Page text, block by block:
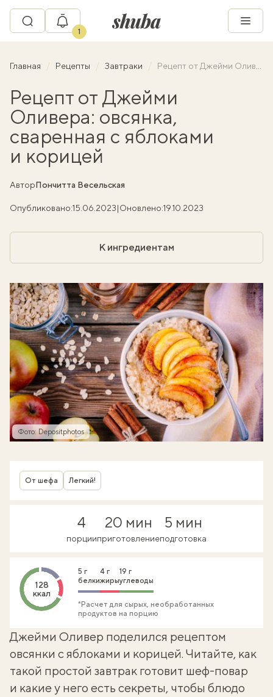
1
Главная Рецепты Завтраки Рецепт от Джейми Оливера: овсянка, сваренная с яблоками и корицей
Рецепт от Джейми
Оливера: овсянка,
сваренная с яблоками
и корицей
АвторПончитта Весельская
Опубликовано:15.06.2023|Оновлено:19.10.2023
К ингредиентам
Фото: Depositphotos
От шефа Легкий!
4
порции
20 мин
приготовление
5 мин
подготовка
128
ккал
5 г
белки
4 г
жиры
19 г
углеводы
*Расчет для сырых, необработанных
продуктов на порцию
Джейми Оливер поделился рецептом
овсянки с яблоками и корицей. Читайте, как
такой простой завтрак готовит шеф-повар
и какие у него есть секреты, чтобы блюдо